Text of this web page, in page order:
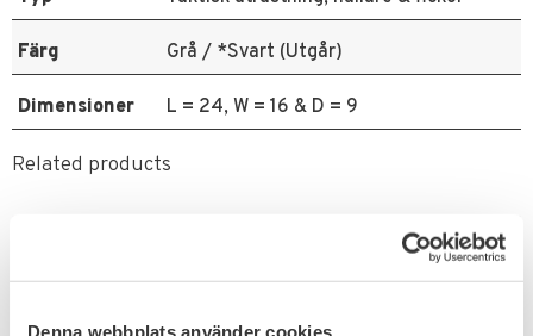
Denna webbplats använder cookies
Färg Grå / *Svart (Utgår)
Dimensioner L = 24, W = 16 & D = 9
Related products
12%